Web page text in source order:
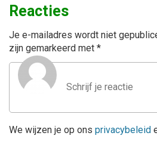
Reacties
Je e-mailadres wordt niet
zijn gemarkeerd met *
We wijzen je op ons privacybeleid